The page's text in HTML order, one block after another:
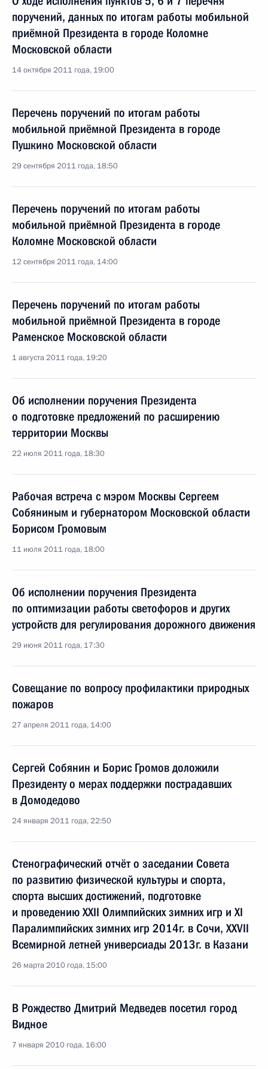
поручений, данных по итогам работы мобильной
приёмной Президента в городе Коломне
Московской области
14 октября 2011 года, 19:00
Перечень поручений по итогам работы
мобильной приёмной Президента в городе
Пушкино Московской области
29 сентября 2011 года, 18:50
Перечень поручений по итогам работы
мобильной приёмной Президента в городе
Коломне Московской области
12 сентября 2011 года, 14:00
Перечень поручений по итогам работы
мобильной приёмной Президента в городе
Раменское Московской области
1 августа 2011 года, 19:20
Об исполнении поручения Президента
о подготовке предложений по расширению
территории Москвы
22 июля 2011 года, 18:30
Рабочая встреча с мэром Москвы Сергеем
Собяниным и губернатором Московской области
Борисом Громовым
11 июля 2011 года, 18:00
Об исполнении поручения Президента
по оптимизации работы светофоров и других
устройств для регулирования дорожного движения
29 июня 2011 года, 17:30
Совещание по вопросу профилактики природных
пожаров
27 апреля 2011 года, 14:00
Сергей Собянин и Борис Громов доложили
Президенту о мерах поддержки пострадавших
в Домодедово
24 января 2011 года, 22:50
Стенографический отчёт о заседании Совета
по развитию физической культуры и спорта,
спорта высших достижений, подготовке
и проведению XXII Олимпийских зимних игр и XI
Паралимпийских зимних игр 2014г. в Сочи, XXVII
Всемирной летней универсиады 2013г. в Казани
26 марта 2010 года, 15:00
В Рождество Дмитрий Медведев посетил город
Видное
7 января 2010 года, 16:00